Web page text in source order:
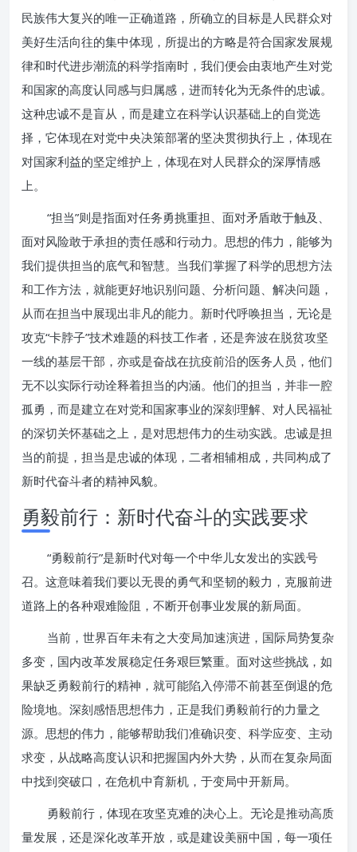
民族伟大复兴的唯一正确道路，所确立的目标是人民群众对
美好生活向往的集中体现，所提出的方略是符合国家发展规
律和时代进步潮流的科学指南时，我们便会由衷地产生对党
和国家的高度认同感与归属感，进而转化为无条件的忠诚。
这种忠诚不是盲从，而是建立在科学认识基础上的自觉选
择，它体现在对党中央决策部署的坚决贯彻执行上，体现在
对国家利益的坚定维护上，体现在对人民群众的深厚情感
上。
“担当”则是指面对任务勇挑重担、面对矛盾敢于触及、
面对风险敢于承担的责任感和行动力。思想的伟力，能够为
我们提供担当的底气和智慧。当我们掌握了科学的思想方法
和工作方法，就能更好地识别问题、分析问题、解决问题，
从而在担当中展现出非凡的能力。新时代呼唤担当，无论是
攻克“卡脖子”技术难题的科技工作者，还是奔波在脱贫攻坚
一线的基层干部，亦或是奋战在抗疫前沿的医务人员，他们
无不以实际行动诠释着担当的内涵。他们的担当，并非一腔
孤勇，而是建立在对党和国家事业的深刻理解、对人民福祉
的深切关怀基础之上，是对思想伟力的生动实践。忠诚是担
当的前提，担当是忠诚的体现，二者相辅相成，共同构成了
新时代奋斗者的精神风貌。
勇毅前行：新时代奋斗的实践要求
“勇毅前行”是新时代对每一个中华儿女发出的实践号
召。这意味着我们要以无畏的勇气和坚韧的毅力，克服前进
道路上的各种艰难险阻，不断开创事业发展的新局面。
当前，世界百年未有之大变局加速演进，国际局势复杂
多变，国内改革发展稳定任务艰巨繁重。面对这些挑战，如
果缺乏勇毅前行的精神，就可能陷入停滞不前甚至倒退的危
险境地。深刻感悟思想伟力，正是我们勇毅前行的力量之
源。思想的伟力，能够帮助我们准确识变、科学应变、主动
求变，从战略高度认识和把握国内外大势，从而在复杂局面
中找到突破口，在危机中育新机，于变局中开新局。
勇毅前行，体现在攻坚克难的决心上。无论是推动高质
量发展，还是深化改革开放，或是建设美丽中国，每一项任